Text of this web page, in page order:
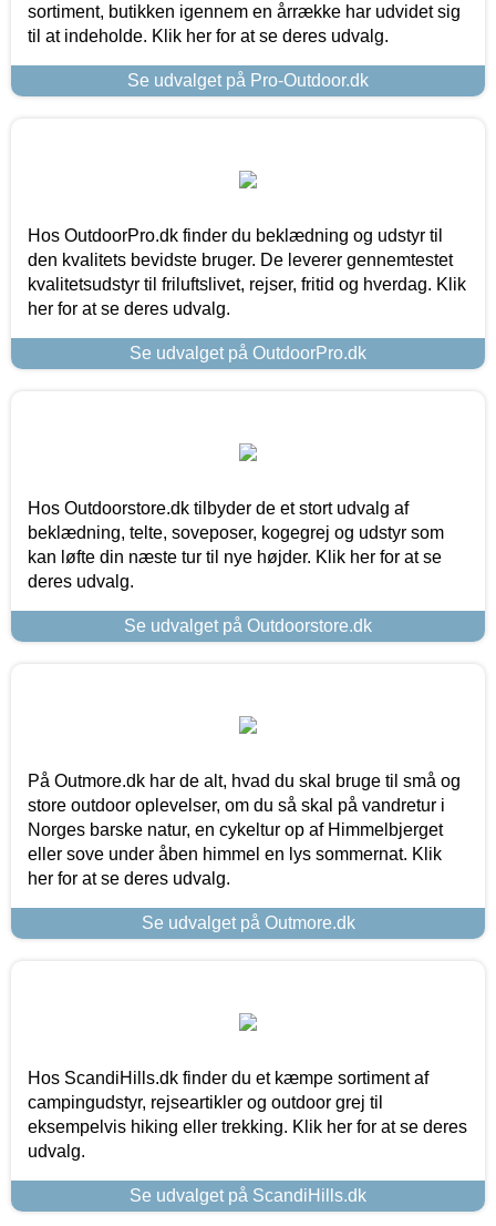
sortiment, butikken igennem en årrække har udvidet sig
til at indeholde. Klik her for at se deres udvalg.
Se udvalget på Pro-Outdoor.dk
Hos OutdoorPro.dk finder du beklædning og udstyr til
den kvalitets bevidste bruger. De leverer gennemtestet
kvalitetsudstyr til friluftslivet, rejser, fritid og hverdag. Klik
her for at se deres udvalg.
Se udvalget på OutdoorPro.dk
Hos Outdoorstore.dk tilbyder de et stort udvalg af
beklædning, telte, soveposer, kogegrej og udstyr som
kan løfte din næste tur til nye højder. Klik her for at se
deres udvalg.
Se udvalget på Outdoorstore.dk
På Outmore.dk har de alt, hvad du skal bruge til små og
store outdoor oplevelser, om du så skal på vandretur i
Norges barske natur, en cykeltur op af Himmelbjerget
eller sove under åben himmel en lys sommernat. Klik
her for at se deres udvalg.
Se udvalget på Outmore.dk
Hos ScandiHills.dk finder du et kæmpe sortiment af
campingudstyr, rejseartikler og outdoor grej til
eksempelvis hiking eller trekking. Klik her for at se deres
udvalg.
Se udvalget på ScandiHills.dk